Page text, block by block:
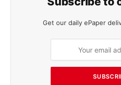
Get our daily ePaper